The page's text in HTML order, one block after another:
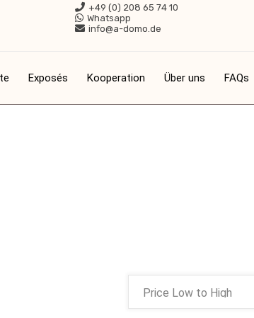
+49 (0) 208 65 74 10
Whatsapp
info@a-domo.de
Exposés Kooperation Über uns FAQs